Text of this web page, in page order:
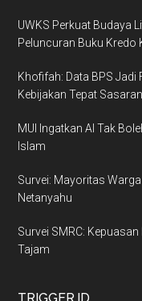
UWKS Perkuat Budaya
Peluncuran Buku Kredo
Khofifah: Data BPS
Kebijakan Tepat Sasaran
MUI Ingatkan AI Tak
Islam
Survei: Mayoritas
Netanyahu
Survei SMRC:
Tajam